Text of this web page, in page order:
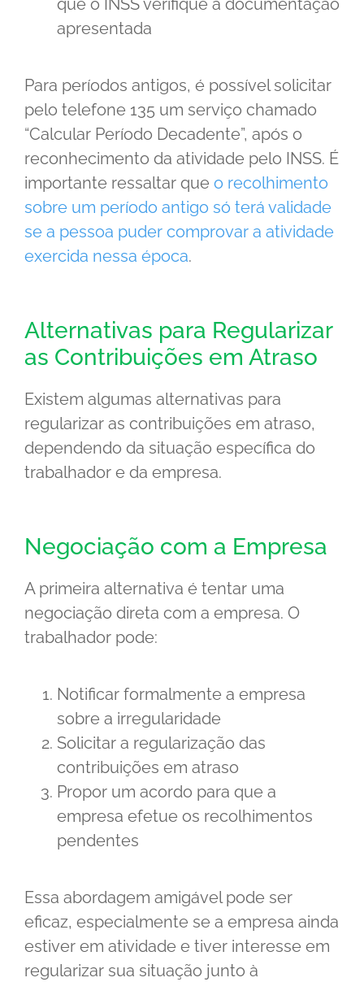
que o INSS verifique a documentação
apresentada
Para períodos antigos, é possível solicitar
pelo telefone 135 um serviço chamado
“Calcular Período Decadente”, após o
reconhecimento da atividade pelo INSS. É
importante ressaltar que o recolhimento
sobre um período antigo só terá validade
se a pessoa puder comprovar a atividade
exercida nessa época.
Alternativas para Regularizar
as Contribuições em Atraso
Existem algumas alternativas para
regularizar as contribuições em atraso,
dependendo da situação específica do
trabalhador e da empresa.
Negociação com a Empresa
A primeira alternativa é tentar uma
negociação direta com a empresa. O
trabalhador pode:
Notificar formalmente a empresa
sobre a irregularidade
Solicitar a regularização das
contribuições em atraso
Propor um acordo para que a
empresa efetue os recolhimentos
pendentes
Essa abordagem amigável pode ser
eficaz, especialmente se a empresa ainda
estiver em atividade e tiver interesse em
regularizar sua situação junto à